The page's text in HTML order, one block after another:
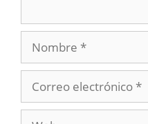
Nombre
electrónico